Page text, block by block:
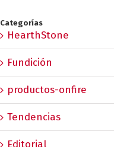
Categorías
HearthStone
Fundición
productos-onfire
Tendencias
Editorial